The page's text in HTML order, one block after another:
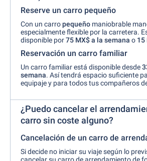
Reserve un carro pequeño
Con un carropequeño maniobrable
especialmente flexible por la carretera.
disponible por75 MX$ a la semana o 15
Reservación un carro familiar
Un carro familiar está disponible desde
semana. Así tendrá espacio suficiente
equipaje y para todos tus compañeros
¿Puedo cancelar el
carro sin coste alguno?
Cancelación de un carro de
Si decide no iniciar su viaje según lo
cancelar su carro de arrendamiento de